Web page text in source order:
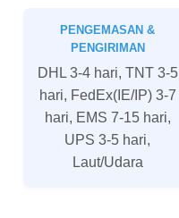
PENGEMASAN &
PENGIRIMAN
DHL 3-4 hari, TNT 3-5
hari, FedEx(IE/IP) 3-7
hari, EMS 7-15 hari,
UPS 3-5 hari,
Laut/Udara